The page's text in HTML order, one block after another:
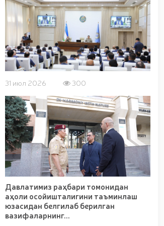
gvardiyachilar-tomonidan-
ноқонуний муомаласига
қўйилди / / Миллий гвардия
гвардия Қорабайир отчилик
университетига ўқишга
спортни янги босқичга олиб
қўмондони R.Djurayev
Сурхондарё вилояти бўйича
ўтказилган мусобақада фахрли
доцентлари иштирокидаги
хусусиятлари” мавзусида
тизимида учувчисиз учадиган
ойи Таровеҳ намозлари ўқилиши
"Иккинчи жаҳон уруши
31 июл 2026 300
Давлатимиз раҳбари томонидан
аҳоли осойишталигини таъминлаш
юзасидан белгилаб берилган
вазифаларнинг...